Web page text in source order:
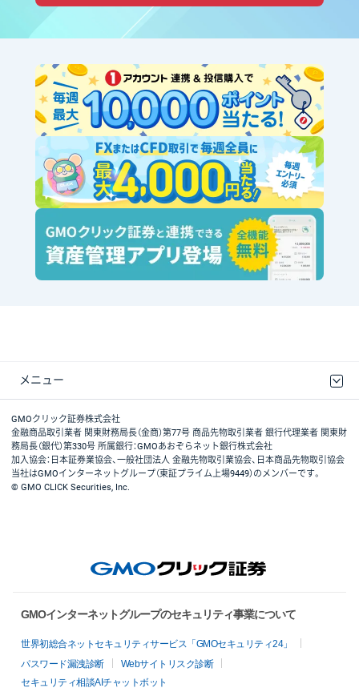
メニュー
取引規程・約款
最良執行方針
ディスクレイマー
リスク説明
GMOクリック証券ホームページ
GMOクリック証券株式会社
金融商品取引業者 関東財務局長（金商）第77号 商品先物取引業者 銀行代理業者 関東財
務局長（銀代）第330号 所属銀行：GMOあおぞらネット銀行株式会社
加入協会：日本証券業協会、一般社団法人 金融先物取引業協会、日本商品先物取引協会
当社はGMOインターネットグループ（東証プライム上場9449）のメンバーです。
© GMO CLICK Securities, Inc.
GMOインターネットグループのセキュリティ事業について
世界初総合ネットセキュリティサービス「GMOセキュリティ24」
パスワード漏洩診断
Webサイトリスク診断
セキュリティ相談AIチャットボット